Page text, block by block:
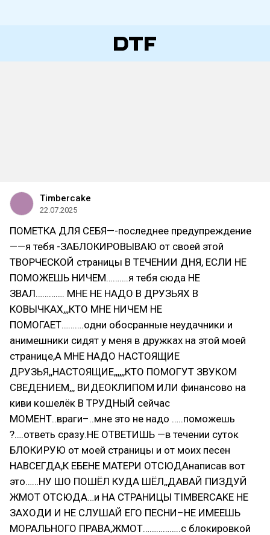
Timbercake
22.07.2025
ПОМЕТКА ДЛЯ СЕБЯ—-последнее предупреждение
——я тебя -ЗАБЛОКИРОВЫВАЮ от своей этой
ТВОРЧЕСКОЙ страницы В ТЕЧЕНИИ ДНЯ, ЕСЛИ НЕ
ПОМОЖЕШЬ НИЧЕМ……….я тебя сюда НЕ
ЗВАЛ…………. МНЕ НЕ НАДО В ДРУЗЬЯХ В
КОВЫЧКАХ,,,КТО МНЕ НИЧЕМ НЕ
ПОМОГАЕТ……….одни обосранные неудачники и
анимешники сидят у меня в дружках на этой моей
странице,А МНЕ НАДО НАСТОЯЩИЕ
ДРУЗЬЯ,,НАСТОЯЩИЕ,,,,,,КТО ПОМОГУТ ЗВУКОМ
СВЕДЕНИЕМ,,, ВИДЕОКЛИПОМ ИЛИ финансово на
киви кошелёк В ТРУДНЫЙ сейчас
МОМЕНТ..враги–..мне это не надо …..поможешь
?….ответь сразу.НЕ ОТВЕТИШЬ —в течении суток
БЛОКИРУЮ от моей страницы и от моих песен
НАВСЕГДА,К ЕБЕНЕ МАТЕРИ ОТСЮДАнаписав вот
это……НУ ШО ПОШЁЛ КУДА ШЁЛ,,ДАВАЙ ПИЗДУЙ
ЖМОТ ОТСЮДА…и НА СТРАНИЦЫ TIMBERCAKE НЕ
ЗАХОДИ И НЕ СЛУШАЙ ЕГО ПЕСНИ–НЕ ИМЕЕШЬ
МОРАЛЬНОГО ПРАВА,ЖМОТ……………..с блокировкой